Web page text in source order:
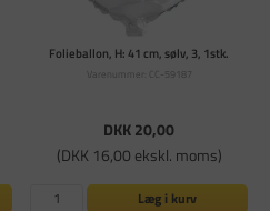
Folieballon, H: 41 cm, sølv, 3, 1stk.
Varenummer: CC-59187
DKK 20,00
(DKK 16,00 ekskl. moms)
Læg i kurv